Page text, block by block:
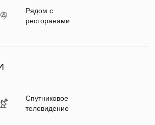
Рядом с
ресторанами
Спутниковое
телевидение